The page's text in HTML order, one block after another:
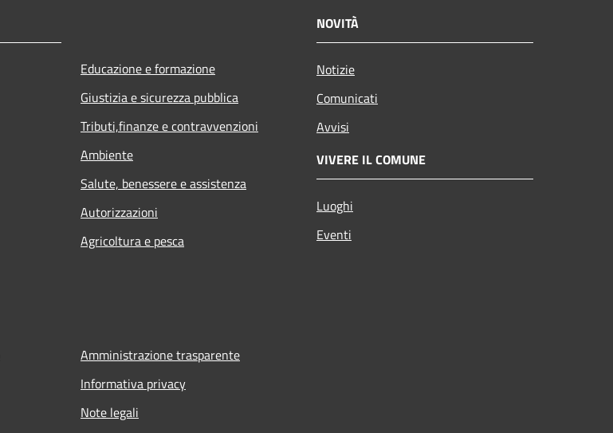
Educazione e formazione
Giustizia e sicurezza pubblica
Tributi,finanze e contravvenzioni
Ambiente
Salute, benessere e assistenza
Autorizzazioni
Agricoltura e pesca
NOVITÀ
Notizie
Comunicati
Avvisi
VIVERE IL COMUNE
Luoghi
Eventi
Amministrazione trasparente
Informativa privacy
Note legali